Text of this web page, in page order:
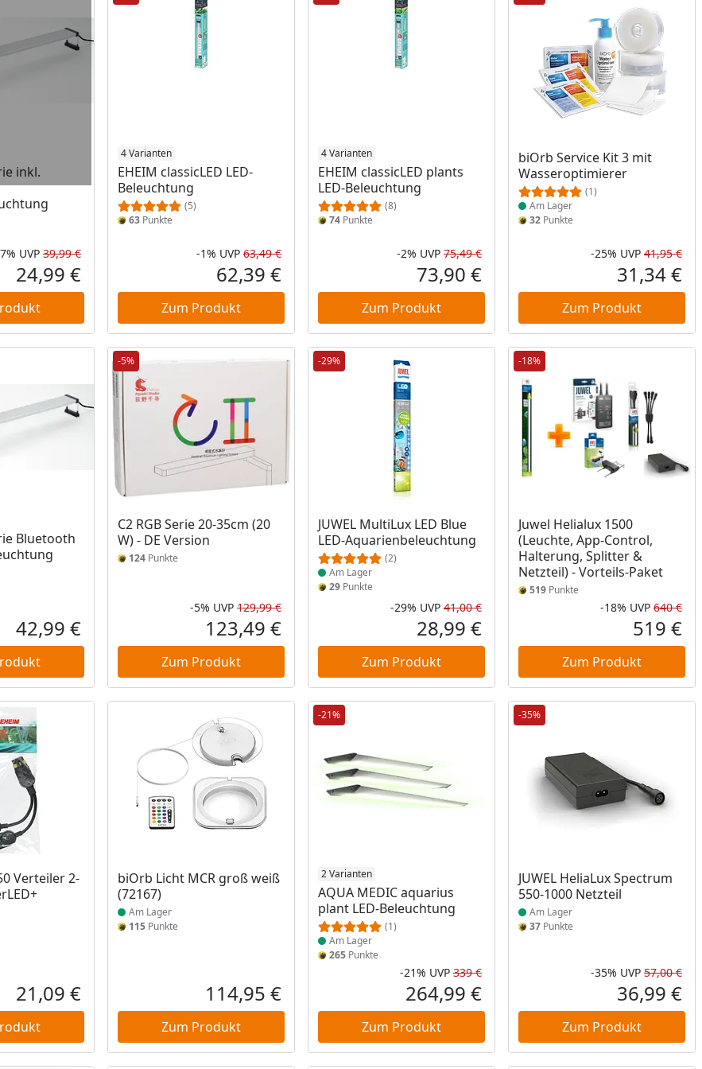
inkl.
Rabatt in Prozent
Ursprünglicher Preis
UVP 39,99 €
Aktueller Preis
24,99 €
4 Varianten
EHEIM classicLED LED-
Beleuchtung
(5)
63 Punkte
Rabatt in Prozent
-1%
Ursprünglicher Preis
UVP 63,49 €
Aktueller Preis
62,39 €
Zum Produkt
4 Varianten
EHEIM classicLED plants
LED-Beleuchtung
(8)
74 Punkte
Rabatt in Prozent
-2%
Ursprünglicher Preis
UVP 75,49 €
Aktueller Preis
73,90 €
Zum Produkt
biOrb Service Kit 3 mit
Wasseroptimierer
(1)
Produkt am Lager
Am Lager
32 Punkte
-25% UVP 41,95 €
31,34 €
Zum Produkt
Bluetooth
Aktueller Preis
42,99 €
-5%
C2 RGB Serie 20-35cm (20
W) - DE Version
124 Punkte
Rabatt in Prozent
-5%
Ursprünglicher Preis
UVP 129,99 €
Aktueller Preis
123,49 €
Zum Produkt
-29%
JUWEL MultiLux LED Blue
LED-Aquarienbeleuchtung
(2)
Produkt am Lager
Am Lager
29 Punkte
Rabatt in Prozent
-29%
Ursprünglicher Preis
UVP 41,00 €
Aktueller Preis
28,99 €
Zum Produkt
-18%
Juwel Helialux 1500
(Leuchte, App-Control,
Halterung, Splitter &
Netzteil) - Vorteils-Paket
519 Punkte
-18% UVP 640 €
519 €
Zum Produkt
Verteiler 2-
Aktueller Preis
21,09 €
biOrb Licht MCR groß weiß
(72167)
Produkt am Lager
Am Lager
115 Punkte
Aktueller Preis
114,95 €
Zum Produkt
-21%
2 Varianten
AQUA MEDIC aquarius
plant LED-Beleuchtung
(1)
Produkt am Lager
Am Lager
265 Punkte
Rabatt in Prozent
-21%
Ursprünglicher Preis
UVP 339 €
Aktueller Preis
264,99 €
Zum Produkt
-35%
JUWEL HeliaLux Spectrum
550-1000 Netzteil
Produkt am Lager
Am Lager
37 Punkte
-35% UVP 57,00 €
36,99 €
Zum Produkt